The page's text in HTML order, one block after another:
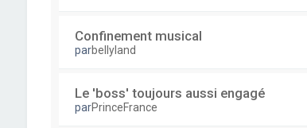
Confinement musical
parbellyland
Le 'boss' toujours aussi engagé
parPrinceFrance